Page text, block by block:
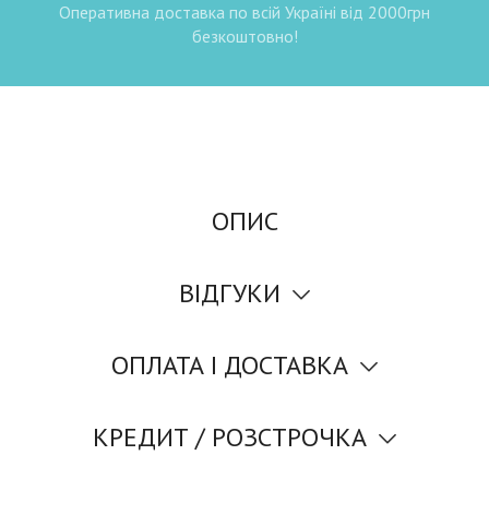
Оперативна доставка по всій Україні від 2000грн
безкоштовно!
ОПИС
ВІДГУКИ
ОПЛАТА І ДОСТАВКА
КРЕДИТ / РОЗСТРОЧКА